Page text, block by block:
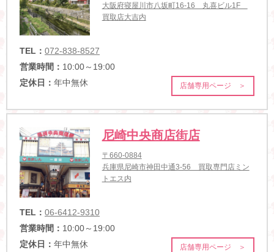
大阪府寝屋川市八坂町16-16 丸喜ビル1F
買取店大吉内
TEL： 072-838-8527
営業時間： 10:00～19:00
定休日： 年中無休 店舗専用ページ ＞
尼崎中央商店街店
〒660-0884
兵庫県尼崎市神田中通3-56 買取専門店ミン
トエス内
TEL： 06-6412-9310
営業時間： 10:00～19:00
定休日： 年中無休 店舗専用ページ ＞